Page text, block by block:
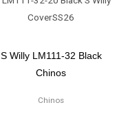
S Willy LM111-32 Black
Chinos
Chinos